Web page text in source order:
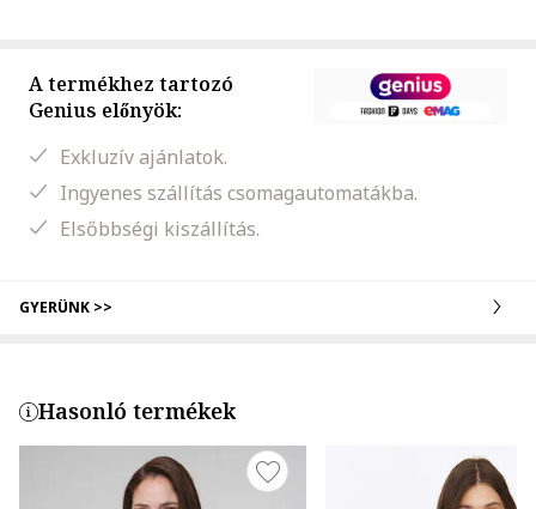
A termékhez tartozó
Genius előnyök:
Exkluzív ajánlatok.
Ingyenes szállítás csomagautomatákba.
Elsőbbségi kiszállítás.
GYERÜNK >>
Hasonló termékek